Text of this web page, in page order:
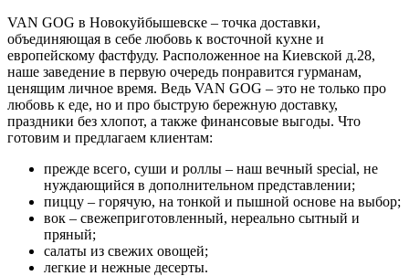
VAN GOG в Новокуйбышевске – точка доставки,
объединяющая в себе любовь к восточной кухне и
европейскому фастфуду. Расположенное на Киевской д.28,
наше заведение в первую очередь понравится гурманам,
ценящим личное время. Ведь VAN GOG – это не только про
любовь к еде, но и про быструю бережную доставку,
праздники без хлопот, а также финансовые выгоды. Что
готовим и предлагаем клиентам:
прежде всего, суши и роллы – наш вечный special, не
нуждающийся в дополнительном представлении;
пиццу – горячую, на тонкой и пышной основе на выбор;
вок – свежеприготовленный, нереально сытный и
пряный;
салаты из свежих овощей;
легкие и нежные десерты.